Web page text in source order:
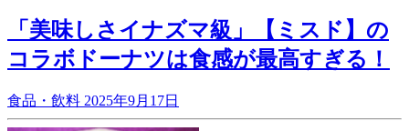
「美味しさイナズマ級」【ミスド】の
コラボドーナツは食感が最高すぎる！
食品・飲料 2025年9月17日